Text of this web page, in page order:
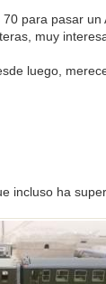
para pasar
muy
luego,
incluso ha